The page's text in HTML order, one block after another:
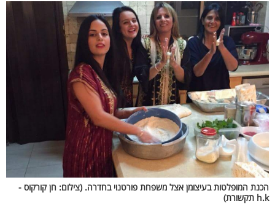
הכנת המופלטות בעיצומן אצל משפחת פורטנוי בחדרה. (צילום: חן קורקוס -
h.k תקשורת)